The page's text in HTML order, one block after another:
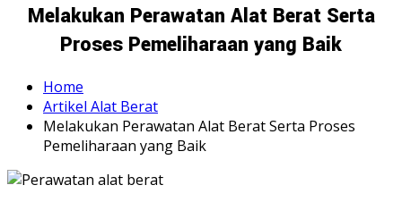
Melakukan Perawatan Alat Berat Serta
Proses Pemeliharaan yang Baik
Home
Artikel Alat Berat
Melakukan Perawatan Alat Berat Serta Proses
Pemeliharaan yang Baik